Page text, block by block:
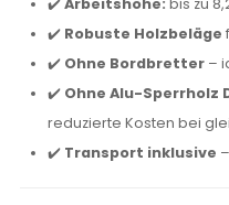
✔️Arbeitshöhe: bis zu
✔️ Robuste Holzbeläge
✔️ Ohne Bordbretter–
✔️ Ohne Alu-Sperrholz
reduzierte Kosten bei
✔️ Transport inklusive